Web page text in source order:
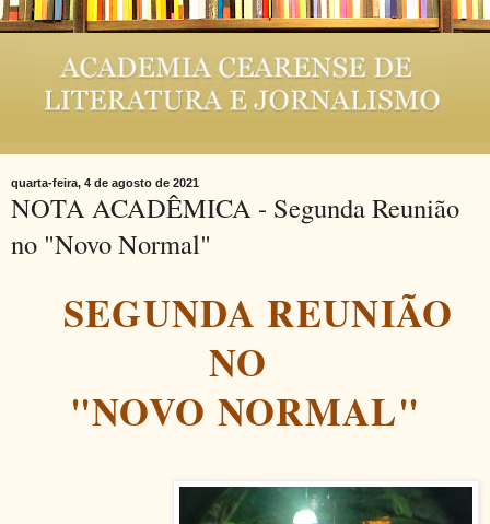
quarta-feira, 4 de agosto de 2021
NOTA ACADÊMICA - Segunda Reunião
no "Novo Normal"
SEGUNDA REUNIÃO
NO
"NOVO NORMAL"